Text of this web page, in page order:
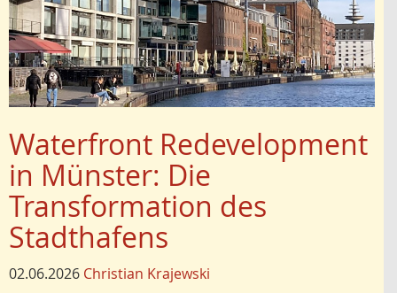
Waterfront Redevelopment
in Münster: Die
Transformation des
Stadthafens
02.06.2026 Christian Krajewski